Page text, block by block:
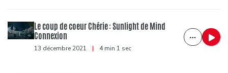
Le coup de coeur Chérie : Sunlight de Mind
Connexion
13 décembre 2021 | 4 min 1 sec